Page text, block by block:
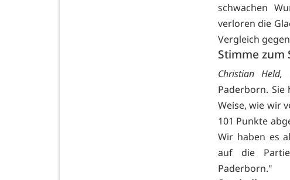
schwachen
verloren die
Vergleich
Stimme zum
Christian Held,
Paderborn. Sie
Weise, wie wir
101 Punkte
Wir haben es
auf die
Paderborn."